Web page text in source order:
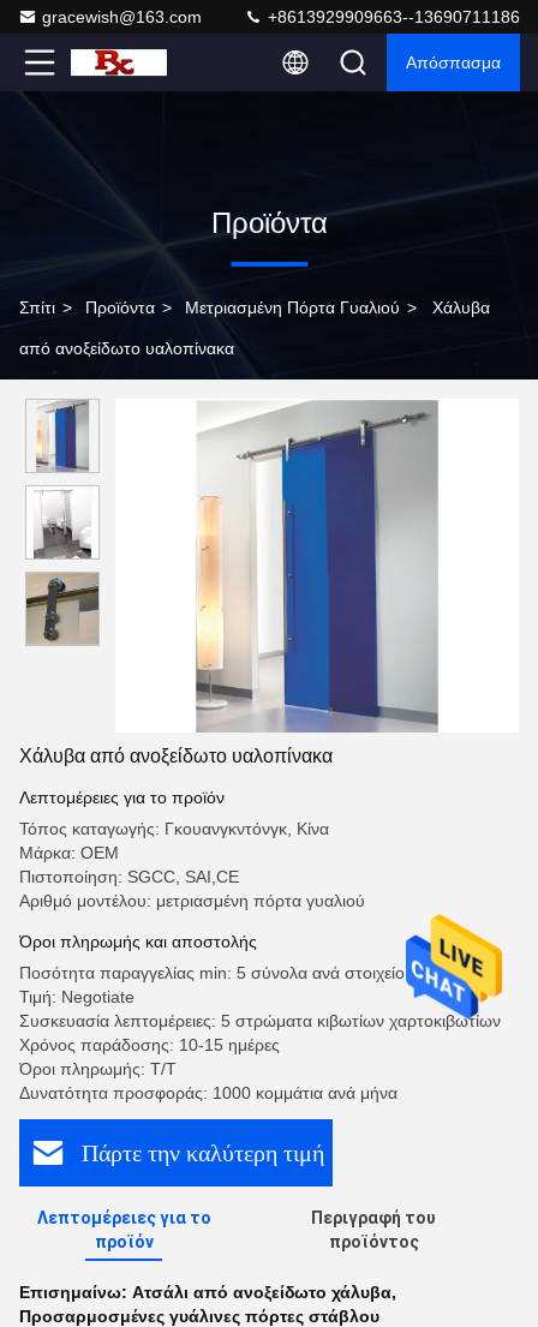
gracewish@163.com +8613929909663--13690711186
Απόσπασμα
Προϊόντα
Σπίτι > Προϊόντα > Μετριασμένη Πόρτα Γυαλιού > Χάλυβα
από ανοξείδωτο υαλοπίνακα
Χάλυβα από ανοξείδωτο υαλοπίνακα
Λεπτομέρειες για το προϊόν
Τόπος καταγωγής: Γκουανγκντόνγκ, Κίνα
Μάρκα: OEM
Πιστοποίηση: SGCC, SAI,CE
Αριθμό μοντέλου: μετριασμένη πόρτα γυαλιού
Όροι πληρωμής και αποστολής
Ποσότητα παραγγελίας min: 5 σύνολα ανά στοιχείο
Τιμή: Negotiate
Συσκευασία λεπτομέρειες: 5 στρώματα κιβωτίων χαρτοκιβωτίων
Χρόνος παράδοσης: 10-15 ημέρες
Όροι πληρωμής: Τ/Τ
Δυνατότητα προσφοράς: 1000 κομμάτια ανά μήνα
Πάρτε την καλύτερη τιμή
Λεπτομέρειες για το
προϊόν
Περιγραφή του
προϊόντος
Επισημαίνω: Ατσάλι από ανοξείδωτο χάλυβα,
Προσαρμοσμένες γυάλινες πόρτες στάβλου